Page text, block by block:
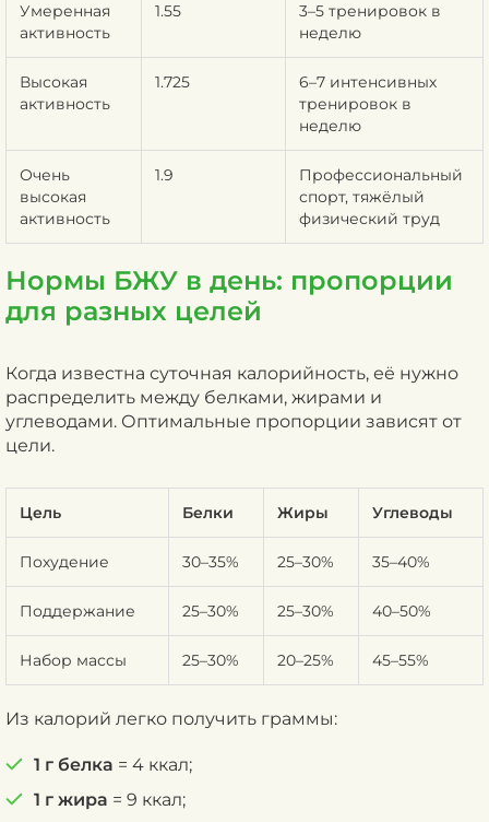
Умеренная
активность
1.55
3–5 тренировок в
неделю
Высокая
активность
1.725
6–7 интенсивных
тренировок в
неделю
Очень
высокая
активность
1.9
Профессиональный
спорт, тяжёлый
физический труд
Нормы БЖУ в день: пропорции
для разных целей
Когда известна суточная калорийность, её нужно
распределить между белками, жирами и
углеводами. Оптимальные пропорции зависят от
цели.
Цель Белки Жиры Углеводы
Похудение 30–35% 25–30% 35–40%
Поддержание 25–30% 25–30% 40–50%
Набор массы 25–30% 20–25% 45–55%
Из калорий легко получить граммы:
1 г белка = 4 ккал;
1 г жира = 9 ккал;